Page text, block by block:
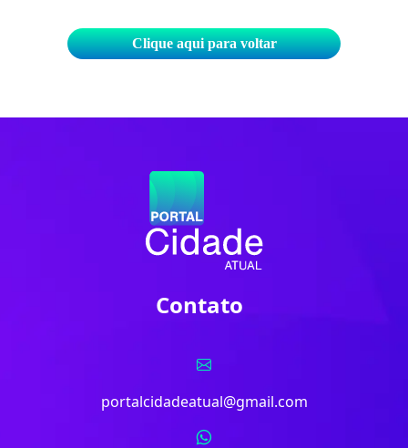
Clique aqui para voltar
Contato
portalcidadeatual@gmail.com